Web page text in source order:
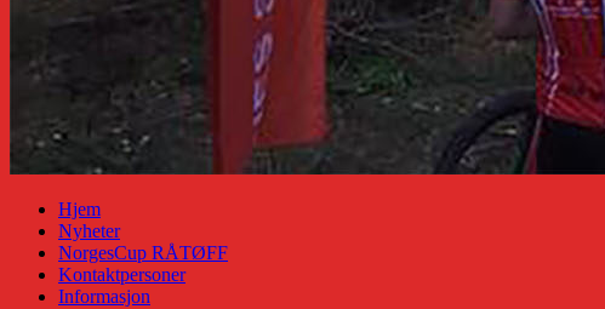
Hjem
Nyheter
NorgesCup RÅTØFF
Kontaktpersoner
Informasjon